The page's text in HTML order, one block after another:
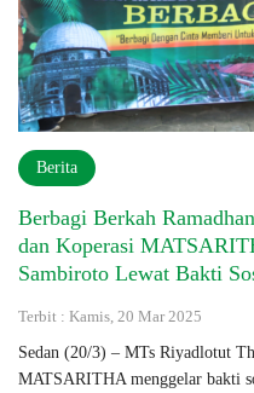
Berita
Berbagi Berkah
dan Koperasi
Sambiroto Lewat Bakti
Terbit : Kamis, 20 Mar 2025
Sedan (20/3) – MTs Riyadlotut
MATSARITHA menggelar bakti